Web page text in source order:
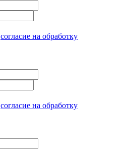
согласие на обработку
согласие на обработку